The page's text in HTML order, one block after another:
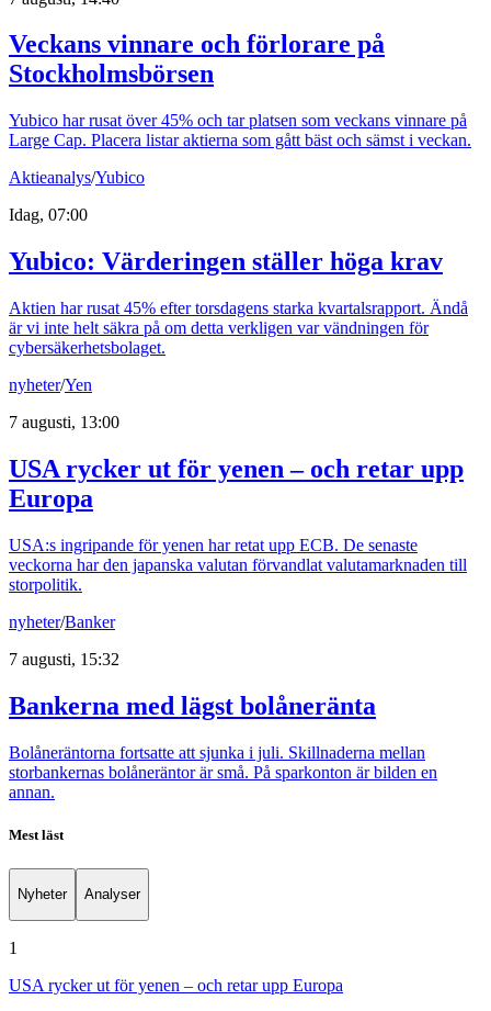
Veckans vinnare och förlorare på
Stockholmsbörsen
Yubico har rusat över 45% och tar platsen som veckans vinnare på
Large Cap. Placera listar aktierna som gått bäst och sämst i veckan.
Aktieanalys/Yubico
Idag, 07:00
Yubico: Värderingen ställer höga krav
Aktien har rusat 45% efter torsdagens starka kvartalsrapport. Ändå
är vi inte helt säkra på om detta verkligen var vändningen för
cybersäkerhetsbolaget.
nyheter/Yen
7 augusti, 13:00
USA rycker ut för yenen – och retar upp
Europa
USA:s ingripande för yenen har retat upp ECB. De senaste
veckorna har den japanska valutan förvandlat valutamarknaden till
storpolitik.
nyheter/Banker
7 augusti, 15:32
Bankerna med lägst bolåneränta
Bolåneräntorna fortsatte att sjunka i juli. Skillnaderna mellan
storbankernas bolåneräntor är små. På sparkonton är bilden en
annan.
Mest läst
Nyheter Analyser
1
USA rycker ut för yenen – och retar upp Europa